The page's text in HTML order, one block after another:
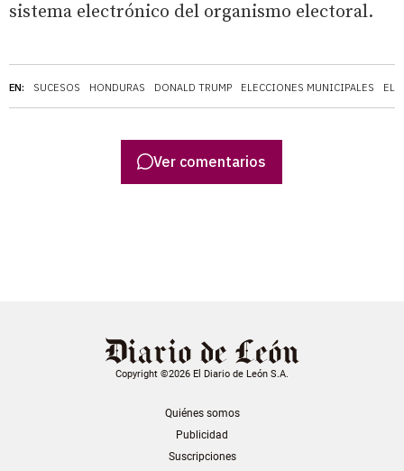
EN: SUCESOS HONDURAS DONALD TRUMP ELECCIONES MUNICIPALES
sistema electrónico del organismo electoral.
Ver comentarios
Copyright ©2026 El Diario de León S.A.
Quiénes somos
Publicidad
Suscripciones